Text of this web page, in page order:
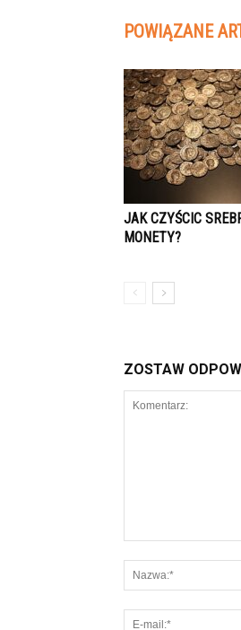
POWIĄZANE
JAK CZYŚCIC
MONETY?
ZOSTAW